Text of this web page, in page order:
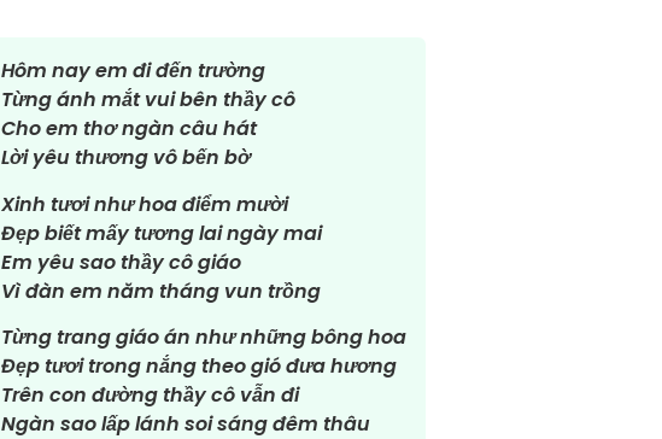
Hôm nay em đi đến trường
Từng ánh mắt vui bên thầy cô
Cho em thơ ngàn câu hát
Lời yêu thương vô bến bờ
Xinh tươi như hoa điểm mười
Đẹp biết mấy tương lai ngày mai
Em yêu sao thầy cô giáo
Vì đàn em năm tháng vun trồng
Từng trang giáo án như những bông hoa
Đẹp tươi trong nắng theo gió đưa hương
Trên con đường thầy cô vẫn đi
Ngàn sao lấp lánh soi sáng đêm thâu